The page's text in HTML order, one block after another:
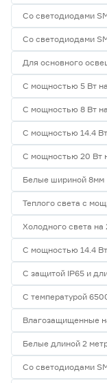
Со светодиодами
Со светодиодами
Для основного
С мощностью 5 Вт
С мощностью 8 Вт
С мощностью 14.4
С мощностью 20 Вт
Белые шириной 8мм
Теплого света с
Холодного света на
С мощностью 14.4
С защитой IP65 и
С температурой
Влагозащищенные
Белые длиной 2
Со светодиодами